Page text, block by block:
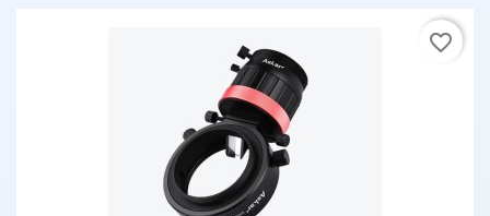
favorite_border